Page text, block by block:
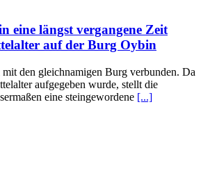
eine längst vergangene Zeit
auf der Burg Oybin
den gleichnamigen Burg verbunden. Da
aufgegeben wurde, stellt die
eine steingewordene [...]